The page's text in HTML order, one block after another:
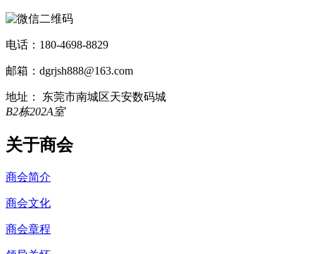
电话：180-4698-8829
邮箱：dgrjsh888@163.com
地址： 东莞市南城区天安数码城
B2栋202A室
关于商会
商会简介
商会文化
商会章程